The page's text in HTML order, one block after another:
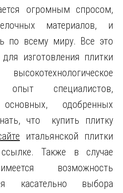
огромным спросом,
материалов, и
по всему миру. Все это
изготовления плитки
специалистов,
одобренных
что купить плитку
итальянской плитки
Также в случае
возможность
касательно выбора